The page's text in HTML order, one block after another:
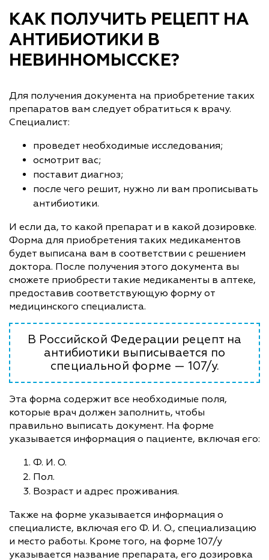
КАК ПОЛУЧИТЬ РЕЦЕПТ НА
АНТИБИОТИКИ В
НЕВИННОМЫССКЕ?
Для получения документа на приобретение таких
препаратов вам следует обратиться к врачу.
Специалист:
проведет необходимые исследования;
осмотрит вас;
поставит диагноз;
после чего решит, нужно ли вам прописывать
антибиотики.
И если да, то какой препарат и в какой дозировке.
Форма для приобретения таких медикаментов
будет выписана вам в соответствии с решением
доктора. После получения этого документа вы
сможете приобрести такие медикаменты в аптеке,
предоставив соответствующую форму от
медицинского специалиста.
В Российской Федерации рецепт на
антибиотики выписывается по
специальной форме — 107/у.
Эта форма содержит все необходимые поля,
которые врач должен заполнить, чтобы
правильно выписать документ. На форме
указывается информация о пациенте, включая его:
Ф. И. О.
Пол.
Возраст и адрес проживания.
Также на форме указывается информация о
специалисте, включая его Ф. И. О., специализацию
и место работы. Кроме того, на форме 107/у
указывается название препарата, его дозировка